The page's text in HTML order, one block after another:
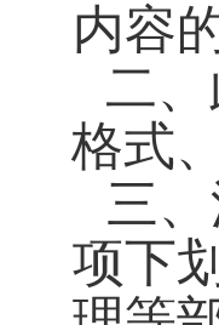
内容
二、
格式
三、
项下